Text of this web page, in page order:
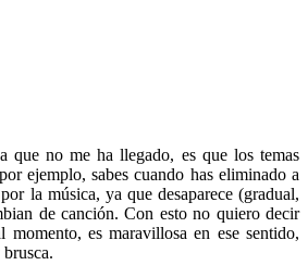
que no me ha llegado, es que los temas
ejemplo, sabes cuando has eliminado a
la música, ya que desaparece (gradual,
de canción. Con esto no quiero decir
momento, es maravillosa en ese sentido,